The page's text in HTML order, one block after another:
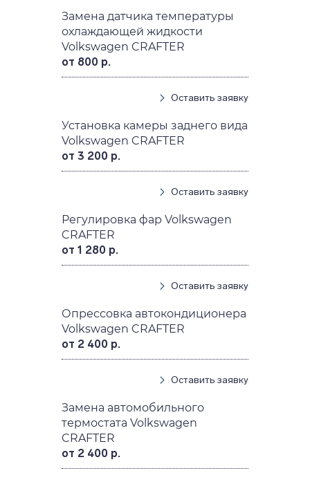
Замена датчика температуры
охлаждающей жидкости
Volkswagen CRAFTER
от 800 р.
Оставить заявку
Установка камеры заднего вида
Volkswagen CRAFTER
от 3 200 р.
Оставить заявку
Регулировка фар Volkswagen
CRAFTER
от 1 280 р.
Оставить заявку
Опрессовка автокондиционера
Volkswagen CRAFTER
от 2 400 р.
Оставить заявку
Замена автомобильного
термостата Volkswagen
CRAFTER
от 2 400 р.